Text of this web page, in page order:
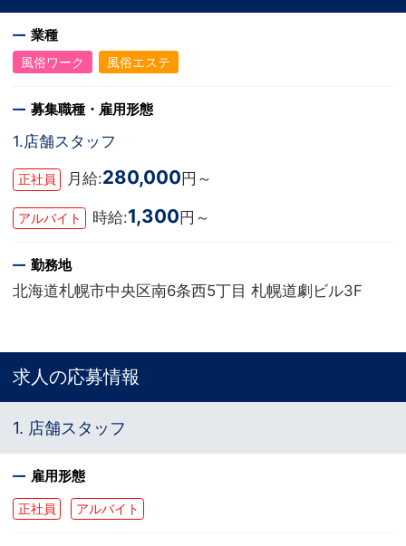
業種
風俗ワーク 風俗エステ
募集職種・雇用形態
1.店舗スタッフ
正社員 月給:280,000 円～
アルバイト 時給:1,300円～
勤務地
北海道札幌市中央区南6条西5丁目 札幌道劇ビル3F
求人の応募情報
1. 店舗スタッフ
雇用形態
正社員 アルバイト